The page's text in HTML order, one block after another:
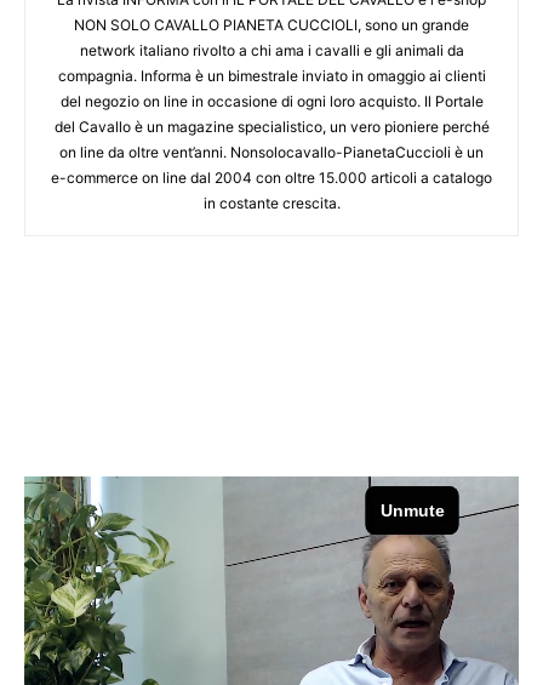
NON SOLO CAVALLO PIANETA CUCCIOLI, sono un grande
network italiano rivolto a chi ama i cavalli e gli animali da
compagnia. Informa è un bimestrale inviato in omaggio ai clienti
del negozio on line in occasione di ogni loro acquisto. Il Portale
del Cavallo è un magazine specialistico, un vero pioniere perché
on line da oltre vent’anni. Nonsolocavallo-PianetaCuccioli è un
e-commerce on line dal 2004 con oltre 15.000 articoli a catalogo
in costante crescita.